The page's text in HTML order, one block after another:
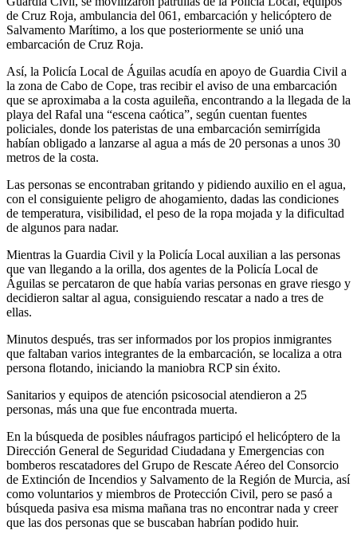
de Cruz Roja, ambulancia del 061, embarcación y helicóptero de
Salvamento Marítimo, a los que posteriormente se unió una
embarcación de Cruz Roja.
Así, la Policía Local de Águilas acudía en apoyo de Guardia Civil a
la zona de Cabo de Cope, tras recibir el aviso de una embarcación
que se aproximaba a la costa aguileña, encontrando a la llegada de la
playa del Rafal una “escena caótica”, según cuentan fuentes
policiales, donde los pateristas de una embarcación semirrígida
habían obligado a lanzarse al agua a más de 20 personas a unos 30
metros de la costa.
Las personas se encontraban gritando y pidiendo auxilio en el agua,
con el consiguiente peligro de ahogamiento, dadas las condiciones
de temperatura, visibilidad, el peso de la ropa mojada y la dificultad
de algunos para nadar.
Mientras la Guardia Civil y la Policía Local auxilian a las personas
que van llegando a la orilla, dos agentes de la Policía Local de
Águilas se percataron de que había varias personas en grave riesgo y
decidieron saltar al agua, consiguiendo rescatar a nado a tres de
ellas.
Minutos después, tras ser informados por los propios inmigrantes
que faltaban varios integrantes de la embarcación, se localiza a otra
persona flotando, iniciando la maniobra RCP sin éxito.
Sanitarios y equipos de atención psicosocial atendieron a 25
personas, más una que fue encontrada muerta.
En la búsqueda de posibles náufragos participó el helicóptero de la
Dirección General de Seguridad Ciudadana y Emergencias con
bomberos rescatadores del Grupo de Rescate Aéreo del Consorcio
de Extinción de Incendios y Salvamento de la Región de Murcia, así
como voluntarios y miembros de Protección Civil, pero se pasó a
búsqueda pasiva esa misma mañana tras no encontrar nada y creer
que las dos personas que se buscaban habrían podido huir.